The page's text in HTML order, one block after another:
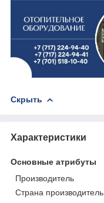
Скрыть
Характеристики
Основные атрибуты
Производитель
Страна производитель